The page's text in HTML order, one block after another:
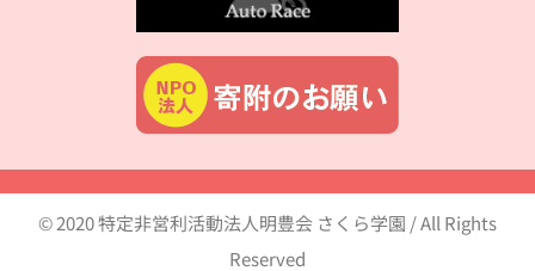
© 2020 特定非営利活動法人明豊会 さくら学園 / All Rights
Reserved